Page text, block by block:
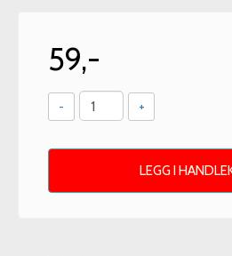
59,-
- +
LEGG I